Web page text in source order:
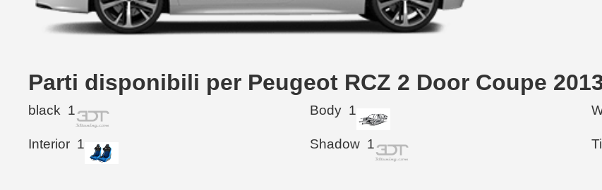
Parti disponibili per Peugeot RCZ 2 Door Coupe
black 1 Body 1
Interior 1 Shadow 1